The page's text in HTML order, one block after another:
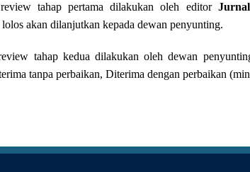
tahap pertama dilakukan oleh editor
akan dilanjutkan kepada dewan penyunting.
tahap kedua dilakukan oleh dewan
tanpa perbaikan, Diterima dengan perbaikan